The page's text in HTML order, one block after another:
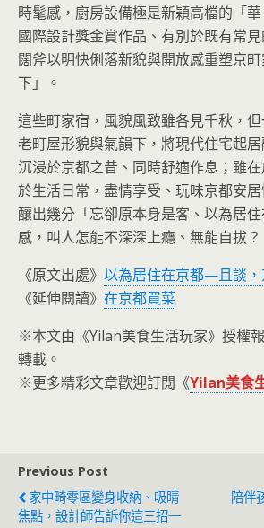
時髦感，廚房設備極是新穎高檔的「
國際設計獎金賞作品、有別於既有常
闊斧以明快俐落新貌與開放感重塑京
下」。
這些町家宿，風貌風致雖各見千秋，
老町屋形貌與氣韻下，將現代住宅起
沉浸於京都之昔、同時舒適作息；雖
於生活日常，盡情享受、玩味京都安
釀出幾分「忘卻原本身是客、以為居
感，叫人怎能不深深上癮、無能自拔？
《原文出處》 以為居住在京都—且談，
《延伸閱讀》 在京都買菜
※本文由《Yilan美食生活玩家》授權
轉載。
※更多精彩文章歡迎訂閱《Yilan美食
Previous Post
家中畸零區變身收納、吸睛
焦點，設計師告訴你這三招一
陪伴